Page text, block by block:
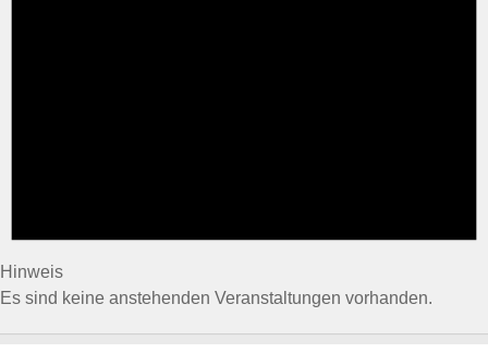
Hinweis
Es sind keine anstehenden Veranstaltungen vorhanden.